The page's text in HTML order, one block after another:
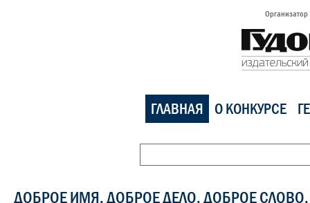
Организатор
ГЛАВНАЯ О КОНКУРСЕ
ДОБРОЕ ИМЯ. ДОБРОЕ ДЕЛО. ДОБРОЕ СЛОВО.